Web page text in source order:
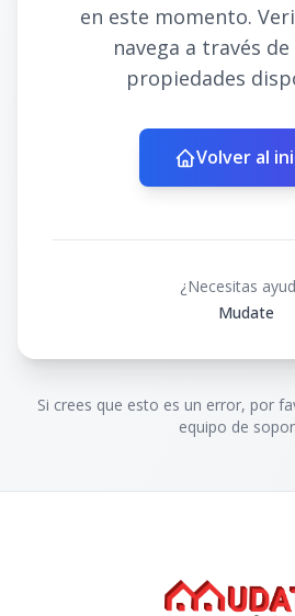
en este momento.
navega a través
propiedades
Volver al
¿Necesitas
Mudate
Si crees que esto es un error, por
equipo de